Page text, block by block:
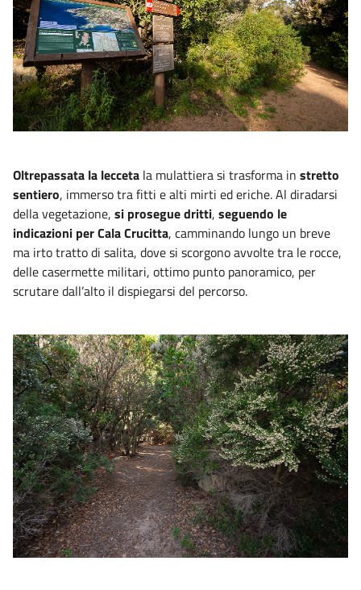
Oltrepassata la lecceta la mulattiera si trasforma in stretto
sentiero, immerso tra fitti e alti mirti ed eriche. Al diradarsi
della vegetazione, si prosegue dritti, seguendo le
indicazioni per Cala Crucitta, camminando lungo un breve
ma irto tratto di salita, dove si scorgono avvolte tra le rocce,
delle casermette militari, ottimo punto panoramico, per
scrutare dall’alto il dispiegarsi del percorso.